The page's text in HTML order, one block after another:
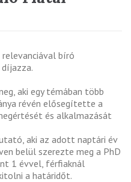
relevanciával bíró
aki egy témában több
révén elősegítette a
és alkalmazását
aki az adott naptári év
belül szerezte meg a PhD
1 évvel, férfiaknál
a határidőt.